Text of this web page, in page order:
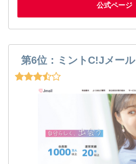
公式ページ
第6位：ミントC!Jメール